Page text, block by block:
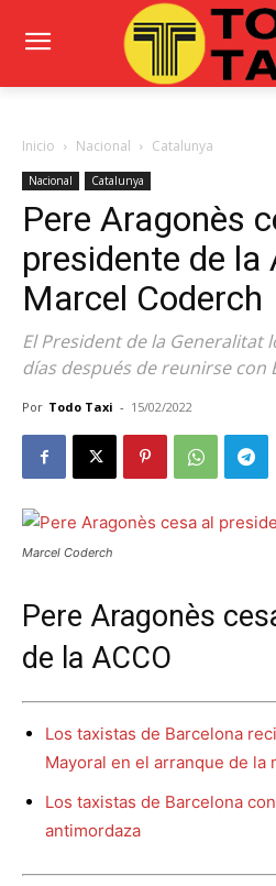
Inicio Nacional Catalunya
Nacional Catalunya
Pere Aragonès
presidente de la
Marcel Coderch
El President de la Generalitat
días después de reunirse con
Por Todo Taxi - 15/02/2022
Marcel Coderch
Pere Aragonès
de la ACCO
Los taxistas de Barcelona
Mayoral en el arranque de la
Los taxistas de Barcelona
antimordaza